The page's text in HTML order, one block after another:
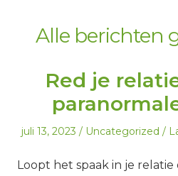
Alle berichten
Red je
Geplaatst
juli 13, 2023
Geplaatst
Uncategorized
Loopt het spaak in je